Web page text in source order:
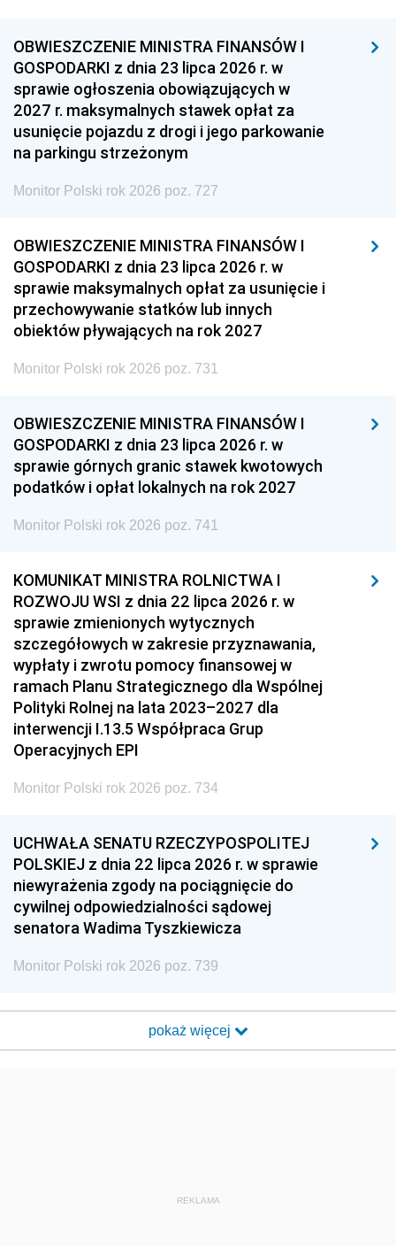
OBWIESZCZENIE MINISTRA FINANSÓW I
GOSPODARKI z dnia 23 lipca 2026 r. w
sprawie ogłoszenia obowiązujących w
2027 r. maksymalnych stawek opłat za
usunięcie pojazdu z drogi i jego parkowanie
na parkingu strzeżonym
Monitor Polski rok 2026 poz. 727
OBWIESZCZENIE MINISTRA FINANSÓW I
GOSPODARKI z dnia 23 lipca 2026 r. w
sprawie maksymalnych opłat za usunięcie i
przechowywanie statków lub innych
obiektów pływających na rok 2027
Monitor Polski rok 2026 poz. 731
OBWIESZCZENIE MINISTRA FINANSÓW I
GOSPODARKI z dnia 23 lipca 2026 r. w
sprawie górnych granic stawek kwotowych
podatków i opłat lokalnych na rok 2027
Monitor Polski rok 2026 poz. 741
KOMUNIKAT MINISTRA ROLNICTWA I
ROZWOJU WSI z dnia 22 lipca 2026 r. w
sprawie zmienionych wytycznych
szczegółowych w zakresie przyznawania,
wypłaty i zwrotu pomocy finansowej w
ramach Planu Strategicznego dla Wspólnej
Polityki Rolnej na lata 2023–2027 dla
interwencji I.13.5 Współpraca Grup
Operacyjnych EPI
Monitor Polski rok 2026 poz. 734
UCHWAŁA SENATU RZECZYPOSPOLITEJ
POLSKIEJ z dnia 22 lipca 2026 r. w sprawie
niewyrażenia zgody na pociągnięcie do
cywilnej odpowiedzialności sądowej
senatora Wadima Tyszkiewicza
Monitor Polski rok 2026 poz. 739
pokaż więcej
REKLAMA